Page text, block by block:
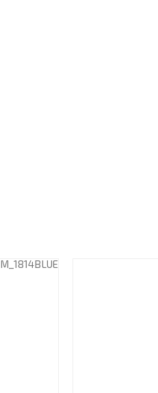
M_1814BLUE